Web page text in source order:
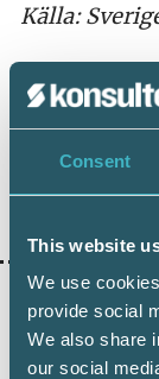
Consent
This website
We use
provide social
We also share
our social
Källa:
AKTUELLA